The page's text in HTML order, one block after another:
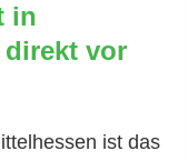
in
direkt vor
ist das